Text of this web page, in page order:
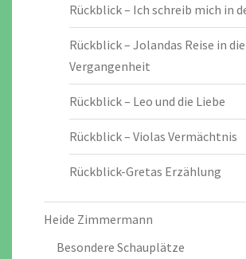
Rückblick – Ich schreib mich in
Rückblick – Jolandas Reise in die
Vergangenheit
Rückblick – Leo und die Liebe
Rückblick – Violas Vermächtnis
Rückblick-Gretas Erzählung
Heide Zimmermann
Besondere Schauplätze